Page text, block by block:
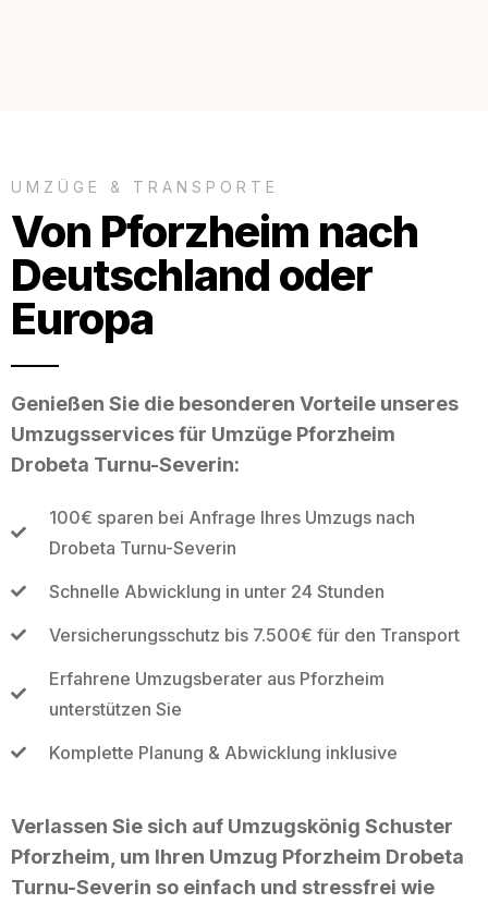
UMZÜGE & TRANSPORTE
Von Pforzheim nach
Deutschland oder
Europa
Genießen Sie die besonderen Vorteile unseres
Umzugsservices für Umzüge Pforzheim
Drobeta Turnu-Severin:
100€ sparen bei Anfrage Ihres Umzugs nach
Drobeta Turnu-Severin
Schnelle Abwicklung in unter 24 Stunden
Versicherungsschutz bis 7.500€ für den Transport
Erfahrene Umzugsberater aus Pforzheim
unterstützen Sie
Komplette Planung & Abwicklung inklusive
Verlassen Sie sich auf Umzugskönig Schuster
Pforzheim, um Ihren Umzug Pforzheim Drobeta
Turnu-Severin so einfach und stressfrei wie